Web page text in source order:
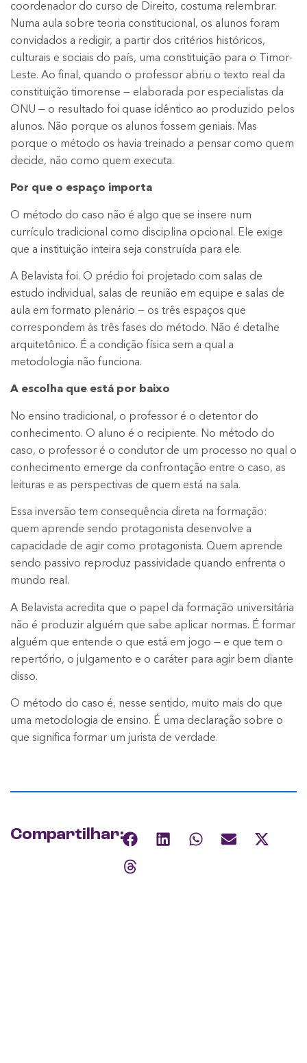
coordenador do curso de Direito, costuma relembrar.
Numa aula sobre teoria constitucional, os alunos foram
convidados a redigir, a partir dos critérios históricos,
culturais e sociais do país, uma constituição para o Timor-
Leste. Ao final, quando o professor abriu o texto real da
constituição timorense — elaborada por especialistas da
ONU — o resultado foi quase idêntico ao produzido pelos
alunos. Não porque os alunos fossem geniais. Mas
porque o método os havia treinado a pensar como quem
decide, não como quem executa.
Por que o espaço importa
O método do caso não é algo que se insere num
currículo tradicional como disciplina opcional. Ele exige
que a instituição inteira seja construída para ele.
A Belavista foi. O prédio foi projetado com salas de
estudo individual, salas de reunião em equipe e salas de
aula em formato plenário — os três espaços que
correspondem às três fases do método. Não é detalhe
arquitetônico. É a condição física sem a qual a
metodologia não funciona.
A escolha que está por baixo
No ensino tradicional, o professor é o detentor do
conhecimento. O aluno é o recipiente. No método do
caso, o professor é o condutor de um processo no qual o
conhecimento emerge da confrontação entre o caso, as
leituras e as perspectivas de quem está na sala.
Essa inversão tem consequência direta na formação:
quem aprende sendo protagonista desenvolve a
capacidade de agir como protagonista. Quem aprende
sendo passivo reproduz passividade quando enfrenta o
mundo real.
A Belavista acredita que o papel da formação universitária
não é produzir alguém que sabe aplicar normas. É formar
alguém que entende o que está em jogo — e que tem o
repertório, o julgamento e o caráter para agir bem diante
disso.
O método do caso é, nesse sentido, muito mais do que
uma metodologia de ensino. É uma declaração sobre o
que significa formar um jurista de verdade.
Compartilhar: